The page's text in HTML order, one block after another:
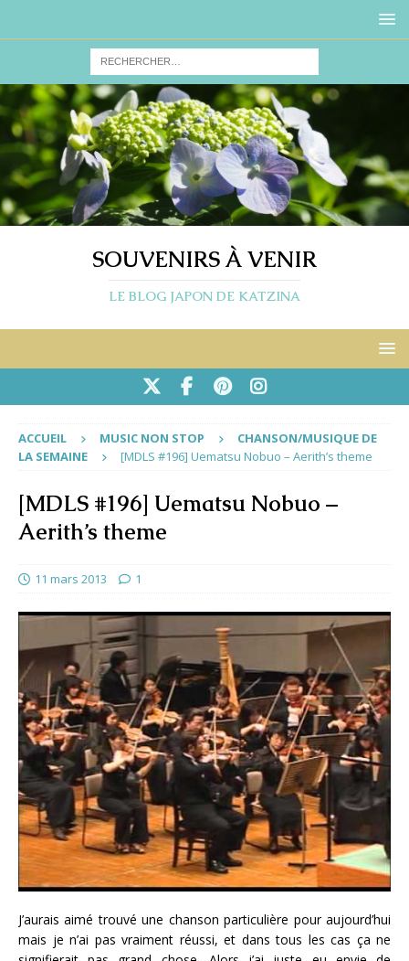
SOUVENIRS À VENIR
LE BLOG JAPON DE KATZINA
ACCUEIL MUSIC NON STOP
CHANSON/MUSIQUE DE
LA SEMAINE
[MDLS #196] Uematsu Nobuo – Aerith’s theme
[MDLS #196] Uematsu Nobuo –
Aerith’s theme
11 mars 2013 1
J’aurais aimé trouvé une chanson particulière pour aujourd’hui
mais je n’ai pas vraiment réussi, et dans tous les cas ça ne